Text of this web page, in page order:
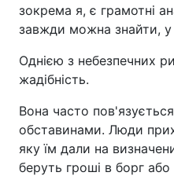
зокрема я, є грамотні
завжди можна знайти, у
Однією з небезпечних
жадібність.
Вона часто
обставинами. Люди
яку їм дали на
беруть гроші в борг або